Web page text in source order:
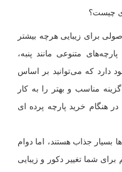
برای زیبایی هرچه بیشتر
متنوعی مانند پنبه،
دارد که می‌توانید بر اساس
مناسب و بهتر را به کار
هنگام خرید پارچه پرده ای
بسیار جذاب هستند، اما دوام
برای شما تغییر دکور و زیبایی